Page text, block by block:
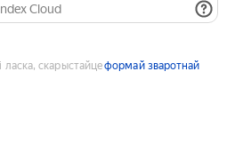
Cloud
ласка, скарыстайцеформай зваротнай